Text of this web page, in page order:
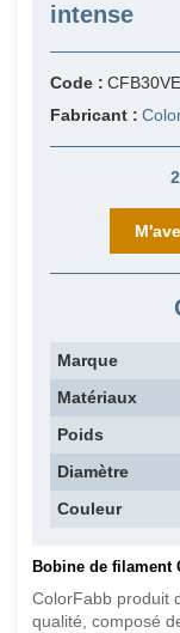
intense
Code : CFB30VE
Fabricant :
Marque
Matériaux
Poids
Diamètre
Couleur
Bobine de filament
ColorFabb produit
qualité, composé